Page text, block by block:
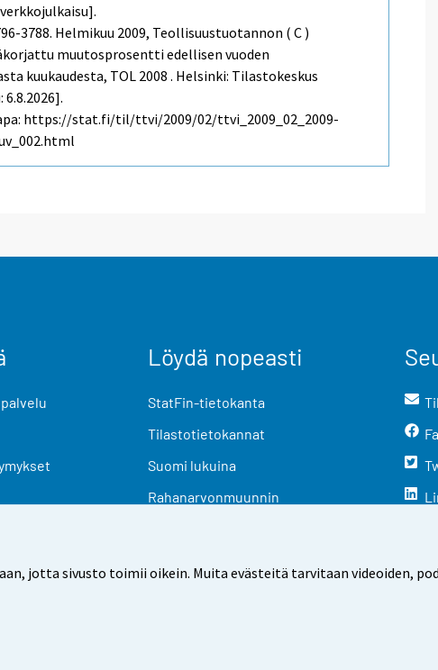
jotta sivusto toimii oikein. Muita evästeitä tarvitaan videoiden,
3788. Helmikuu 2009, Teollisuustuotannon ( C )
muutosprosentti edellisen vuoden
kuukaudesta, TOL 2008 . Helsinki: Tilastokeskus
https://stat.fi/til/ttvi/2009/02/ttvi_2009_02_2009-
Löydä nopeasti
StatFin-tietokanta
Tilastotietokannat
Suomi lukuina
Rahanarvonmuunnin